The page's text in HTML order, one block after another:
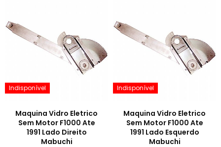
Maquina Vidro Eletrico
Sem Motor F1000 Ate
1991 Lado Direito
Mabuchi
Indisponível
Maquina Vidro Eletrico
Sem Motor F1000 Ate
1991 Lado Esquerdo
Mabuchi
Indisponível